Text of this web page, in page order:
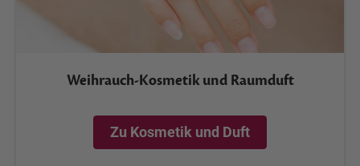
Weihrauch-Kosmetik und Raumduft
Zu Kosmetik und Duft